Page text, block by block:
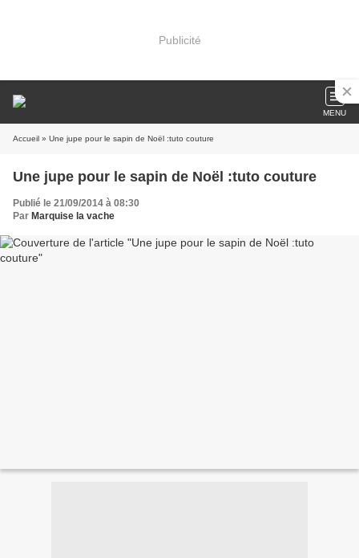
Publicité
MENU
Accueil » Une jupe pour le sapin de Noël :tuto couture
Une jupe pour le sapin de Noël :tuto couture
Publié le 21/09/2014 à 08:30
Par Marquise la vache